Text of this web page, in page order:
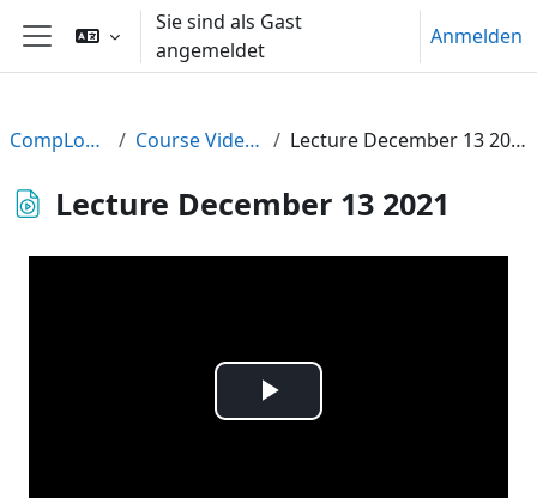
Zum Hauptinhalt
Website-Übersicht
Sie sind als Gast
angemeldet
Anmelden
CompLogic Course Videos Lecture December 13 2021
Lecture December 13 2021
Video